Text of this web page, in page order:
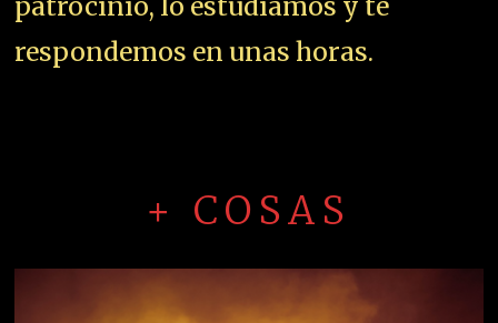
respondemos en unas horas.
+ COSAS